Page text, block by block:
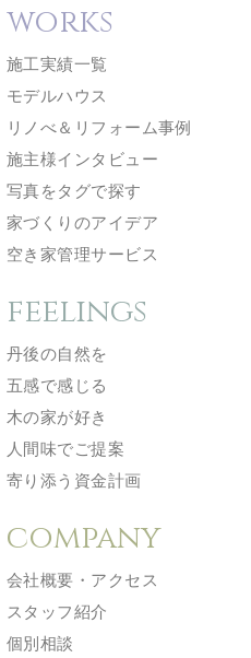
works
施工実績一覧
モデルハウス
リノべ＆リフォーム事例
施主様インタビュー
写真をタグで探す
家づくりのアイデア
空き家管理サービス
feelings
丹後の自然を
五感で感じる
木の家が好き
人間味でご提案
寄り添う資金計画
company
会社概要・アクセス
スタッフ紹介
個別相談